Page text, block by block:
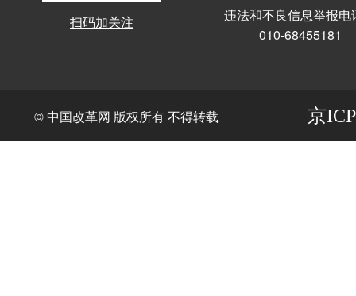
扫码加关注
违法和不良信息举报电
010-68455181
© 中国改革网 版权所有 不得转载 京